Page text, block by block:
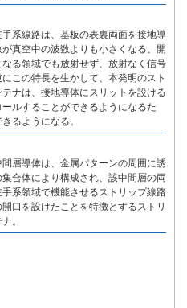
系線路は、基板の表裏両面を接地導
真空中の波数よりも小さくなる、開
る領域でも放射せず、放射なく信号
この特長を生かして、本発明のスト
ナは、接地導体にスリットを設ける
ルすることができるようになるた
るようになる。
層導体は、金属パターンの周囲に誘
合体により構成され、該中間層の両
系領域で機能させるストリップ線路
口を設けたことを特徴とするストリ
。